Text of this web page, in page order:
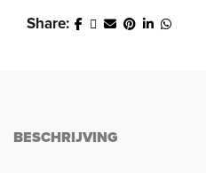
Share
BESCHRIJVING